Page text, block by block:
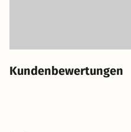
Kundenbewertungen